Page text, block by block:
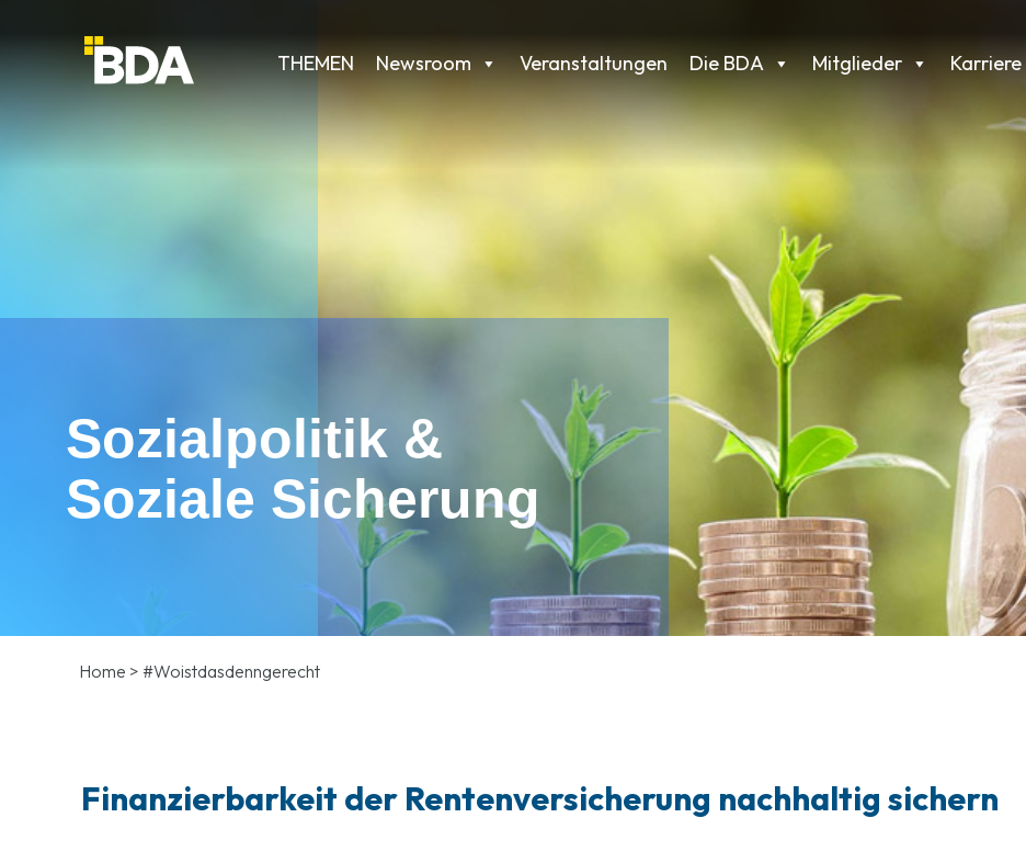
THEMEN Newsroom Veranstaltungen Die BDA Mitglieder Karriere
Sozialpolitik &
Soziale Sicherung
Home > #Woistdasdenngerecht
Finanzierbarkeit der Rentenversicherung nachhaltig sichern